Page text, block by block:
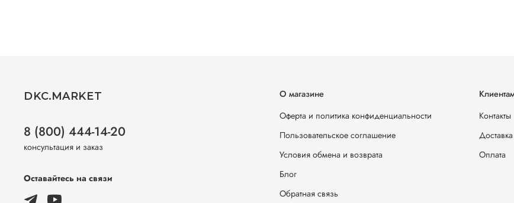
О магазине
Оферта и политика конфиденциальности
Пользовательское соглашение
Условия обмена и возврата
Блог
Обратная связь
Контакты
Доставка
Оплата
DKC.MARKET
8 (800) 444-14-20
консультация и заказ
Оставайтесь на связи